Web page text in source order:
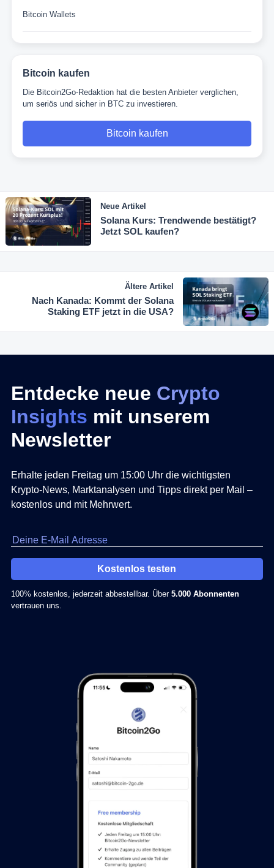
Bitcoin Wallets
Bitcoin kaufen
Die Bitcoin2Go-Redaktion hat die besten Anbieter verglichen,
um seriös und sicher in BTC zu investieren.
Bitcoin kaufen
Neue Artikel
Solana Kurs: Trendwende bestätigt?
Jetzt SOL kaufen?
Ältere Artikel
Nach Kanada: Kommt der Solana
Staking ETF jetzt in die USA?
Entdecke neue Crypto
Insights mit unserem
Newsletter
Erhalte jeden Freitag um 15:00 Uhr die wichtigsten
Krypto-News, Marktanalysen und Tipps direkt per Mail –
kostenlos und mit Mehrwert.
Kostenlos testen
100% kostenlos, jederzeit abbestellbar. Über 5.000 Abonnenten
vertrauen uns.